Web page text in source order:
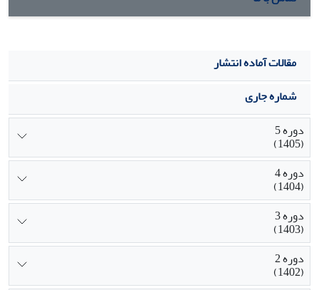
مقالات آماده انتشار
شماره جاری
دوره 5
(1405)
دوره 4
(1404)
دوره 3
(1403)
دوره 2
(1402)